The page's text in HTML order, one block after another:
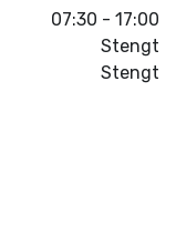
07:30 - 17:00
Stengt
Stengt